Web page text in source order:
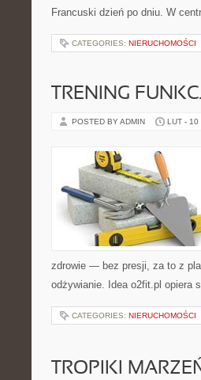
Francuski dzień po dniu. W
CATEGORIES: NIERUCHOMOŚCI
TRENING
POSTED BY ADMIN LUT - 10
zdrowie — bez presji, za to z
odżywianie. Idea o2fit.pl opiera
CATEGORIES: NIERUCHOMOŚCI
TROPIKI